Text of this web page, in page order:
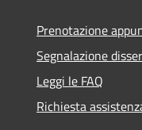
Prenotazione
Segnalazione
Leggi le FAQ
Richiesta